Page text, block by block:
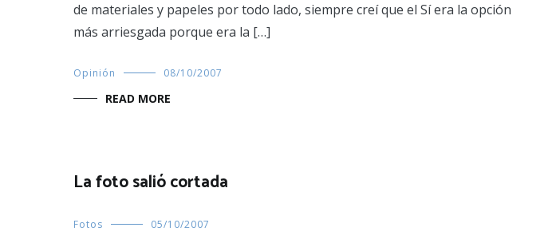
de materiales y papeles por todo lado, siempre creí que el Sí era la opción
más arriesgada porque era la […]
Opinión 08/10/2007
READ MORE
La foto salió cortada
Fotos 05/10/2007